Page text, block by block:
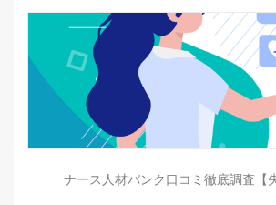
ナース人材バンク口コミ徹底調査【